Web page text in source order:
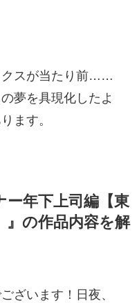
クスが当たり前……
夢を具現化したよ
ます。
ー年下上司編【東
の作品内容を解
ざいます！日夜、